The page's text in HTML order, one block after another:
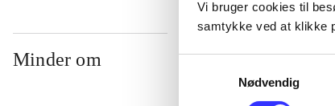
Vi bruger cookies til
samtykke ved at klikke
Nødvendig
Minder om